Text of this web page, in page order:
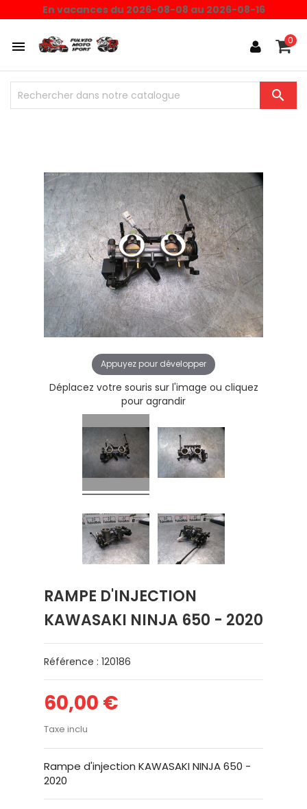
En vacances du 2026-08-08 au 2026-08-16
 0

Appuyez pour développer
Déplacez votre souris sur l'image ou cliquez
pour agrandir
RAMPE D'INJECTION
KAWASAKI NINJA 650 - 2020
Référence : 120186
60,00 €
Taxe inclu
Rampe d'injection KAWASAKI NINJA 650 -
2020